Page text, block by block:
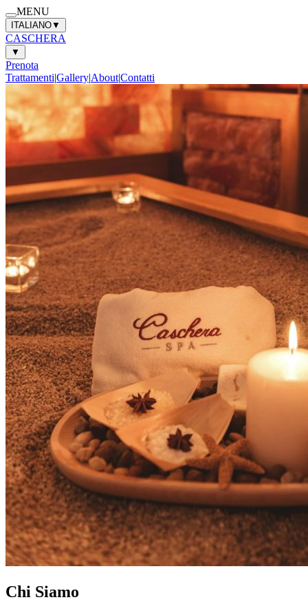
MENU
ITALIANO▼
CASCHERA
▼
Prenota
Trattamenti|Gallery|About|Contatti
Chi Siamo